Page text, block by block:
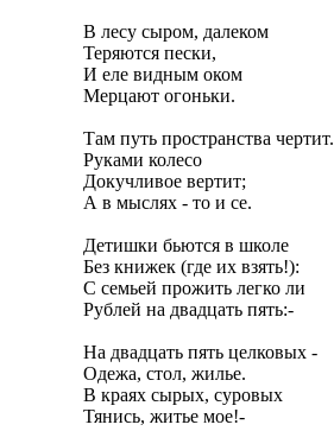
В лесу сыром, далеком
Теряются пески,
И еле видным оком
Мерцают огоньки.
Там путь пространства чертит.
Руками колесо
Докучливое вертит;
А в мыслях - то и се.
Детишки бьются в школе
Без книжек (где их взять!):
С семьей прожить легко ли
Рублей на двадцать пять:-
На двадцать пять целковых -
Одежа, стол, жилье.
В краях сырых, суровых
Тянись, житье мое!-